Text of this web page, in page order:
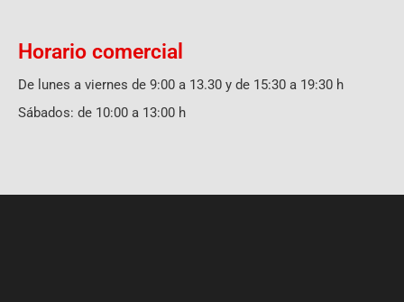
Horario comercial
De lunes a viernes de 9:00 a 13.30 y de 15:30 a 19:30 h
Sábados: de 10:00 a 13:00 h